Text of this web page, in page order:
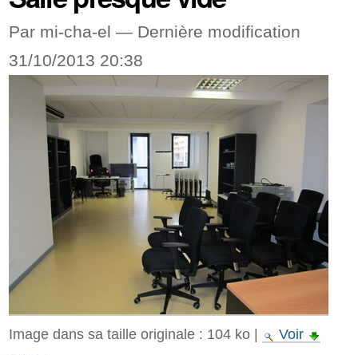
Par mi-cha-el — Dernière modification
31/10/2013 20:38
Image dans sa taille originale : 104 ko|
Voir